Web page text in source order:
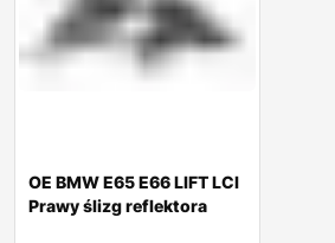
OE BMW E65 E66 LIFT LCI
Prawy ślizg reflektora